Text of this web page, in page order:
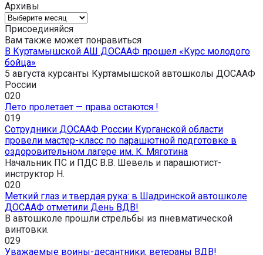
Архивы
Архивы
Присоединяйся
Вам также может понравиться
В Куртамышской АШ ДОСААФ прошел «Курс молодого
бойца»
5 августа курсанты Куртамышской автошколы ДОСААФ
России
020
Лето пролетает — права остаются !
019
Сотрудники ДОСААФ России Курганской области
провели мастер-класс по парашютной подготовке в
оздоровительном лагере им. К. Мяготина
Начальник ПС и ПДС В.В. Шевель и парашютист-
инструктор Н.
020
Меткий глаз и твердая рука: в Шадринской автошколе
ДОСААФ отметили День ВДВ!
В автошколе прошли стрельбы из пневматической
винтовки.
029
Уважаемые воины-десантники, ветераны ВДВ!